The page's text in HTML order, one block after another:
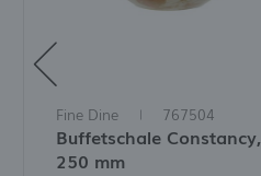
Fine Dine 767504
Buffetschale Constancy,
250 mm